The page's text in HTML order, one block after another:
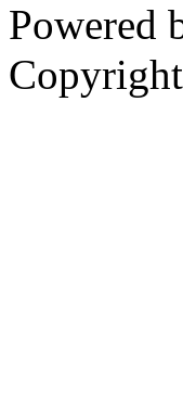
Powered